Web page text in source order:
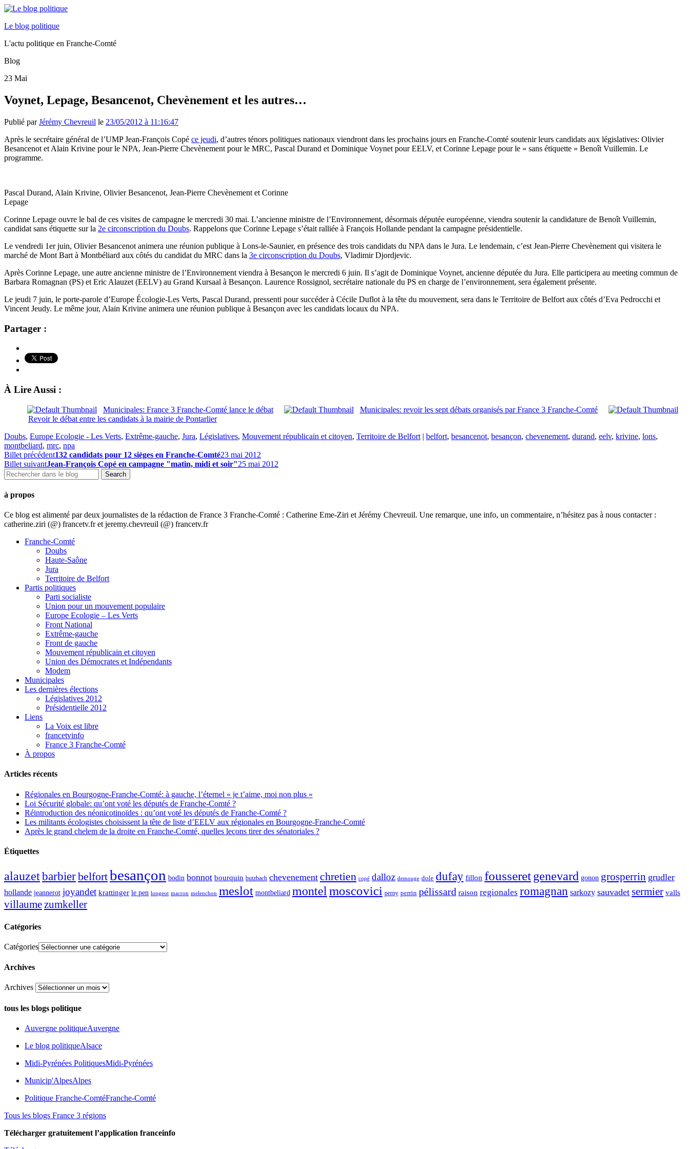
Le blog politique
L'actu politique en Franche-Comté
Blog
23 Mai
Voynet, Lepage, Besancenot, Chevènement et les autres…
Publié parJérémy Chevreuil le 23/05/2012 à 11:16:47
Après le secrétaire général de l’UMP Jean-François Copé ce jeudi, d’autres ténors politiques nationaux viendront dans les prochains jours en Franche-Comté soutenir leurs candidats aux législatives: Olivier
Besancenot et Alain Krivine pour le NPA, Jean-Pierre Chevènement pour le MRC, Pascal Durand et Dominique Voynet pour EELV, et Corinne Lepage pour le « sans étiquette » Benoît Vuillemin. Le
programme.
Pascal Durand, Alain Krivine, Olivier Besancenot, Jean-Pierre Chevènement et Corinne
Lepage
Corinne Lepage ouvre le bal de ces visites de campagne le mercredi 30 mai. L’ancienne ministre de l’Environnement, désormais députée européenne, viendra soutenir la candidature de Benoît Vuillemin,
candidat sans étiquette sur la 2e circonscription du Doubs. Rappelons que Corinne Lepage s’était ralliée à François Hollande pendant la campagne présidentielle.
Le vendredi 1er juin, Olivier Besancenot animera une réunion publique à Lons-le-Saunier, en présence des trois candidats du NPA dans le Jura. Le lendemain, c’est Jean-Pierre Chevènement qui visitera le
marché de Mont Bart à Montbéliard aux côtés du candidat du MRC dans la 3e circonscription du Doubs, Vladimir Djordjevic.
Après Corinne Lepage, une autre ancienne ministre de l’Environnement viendra à Besançon le mercredi 6 juin. Il s’agit de Dominique Voynet, ancienne députée du Jura. Elle participera au meeting commun de
Barbara Romagnan (PS) et Eric Alauzet (EELV) au Grand Kursaal à Besançon. Laurence Rossignol, secrétaire nationale du PS en charge de l’environnement, sera également présente.
Le jeudi 7 juin, le porte-parole d’Europe Écologie-Les Verts, Pascal Durand, pressenti pour succéder à Cécile Duflot à la tête du mouvement, sera dans le Territoire de Belfort aux côtés d’Eva Pedrocchi et
Vincent Jeudy. Le même jour, Alain Krivine animera une réunion publique à Besançon avec les candidats locaux du NPA.
Partager :
À Lire Aussi :
Municipales: France 3 Franche-Comté lance le débat
Municipales: revoir les sept débats organisés par France 3 Franche-Comté
Revoir le débat entre les candidats à la mairie de Pontarlier
Doubs, Europe Ecologie - Les Verts, Extrême-gauche, Jura, Législatives, Mouvement républicain et citoyen, Territoire de Belfort | belfort, besancenot, besançon, chevenement, durand, eelv, krivine, lons,
montbeliard, mrc, npa
Billet précédent132 candidats pour 12 sièges en Franche-Comté23 mai 2012
Billet suivantJean-François Copé en campagne "matin, midi et soir"25 mai 2012
à propos
Ce blog est alimenté par deux journalistes de la rédaction de France 3 Franche-Comté : Catherine Eme-Ziri et Jérémy Chevreuil. Une remarque, une info, un commentaire, n’hésitez pas à nous contacter :
catherine.ziri (@) francetv.fr et jeremy.chevreuil (@) francetv.fr
Franche-Comté
Doubs
Haute-Saône
Jura
Territoire de Belfort
Partis politiques
Parti socialiste
Union pour un mouvement populaire
Europe Ecologie – Les Verts
Front National
Extrême-gauche
Front de gauche
Mouvement républicain et citoyen
Union des Démocrates et Indépendants
Modem
Municipales
Les dernières élections
Législatives 2012
Présidentielle 2012
Liens
La Voix est libre
francetvinfo
France 3 Franche-Comté
À propos
Articles récents
Régionales en Bourgogne-Franche-Comté: à gauche, l’éternel « je t’aime, moi non plus »
Loi Sécurité globale: qu’ont voté les députés de Franche-Comté ?
Réintroduction des néonicotinoïdes : qu’ont voté les députés de Franche-Comté ?
Les militants écologistes choisissent la tête de liste d’EELV aux régionales en Bourgogne-Franche-Comté
Après le grand chelem de la droite en Franche-Comté, quelles leçons tirer des sénatoriales ?
Étiquettes
alauzetbarbierbelfortbesançon bodin bonnot bourquin butzbach chevenement chretien copé dalloz demouge dole dufay fillon fousseretgenevard gonon grosperrin grudler
hollande jeannerot joyandet krattinger le pen longeot macron melenchon meslot montbeliard montelmoscovici perny perrin pélissard raison regionales romagnan sarkozy sauvadet sermier valls
villaumezumkeller
Catégories
Catégories
Archives
Archives
tous les blogs politique
Auvergne politiqueAuvergne
Le blog politiqueAlsace
Midi-Pyrénées PolitiquesMidi-Pyrénées
Municip'AlpesAlpes
Politique Franche-ComtéFranche-Comté
Tous les blogs France 3 régions
Télécharger gratuitement l’application franceinfo